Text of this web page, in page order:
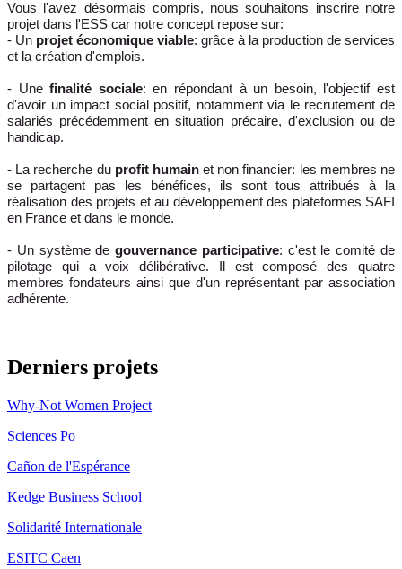
Vous l'avez désormais compris, nous souhaitons inscrire notre
projet dans l'ESS car notre concept repose sur:
- Un projet économique viable: grâce à la production de services
et la création d'emplois.
- Unefinalité sociale: en répondant à un besoin, l'objectif est
d'avoir un impact social positif, notamment via le recrutement de
salariés précédemment en situation précaire, d'exclusion ou de
handicap.
- La recherche du profit humainet non financier: les membres ne
se partagent pas les bénéfices, ils sont tous attribués à la
réalisation des projets et au développement des plateformes SAFI
en France et dans le monde.
- Un système degouvernance participative: c'est le comité de
pilotage qui a voix délibérative. Il est composé des quatre
membres fondateurs ainsi que d'un représentant par association
adhérente.
Derniers projets
Why-Not Women Project
Sciences Po
Cañon de l'Espérance
Kedge Business School
Solidarité Internationale
ESITC Caen